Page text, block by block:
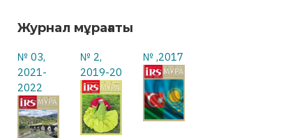
Журнал мұрағаты
№ 03,
2021-
2022
№ 2,
2019-20
№ ,2017